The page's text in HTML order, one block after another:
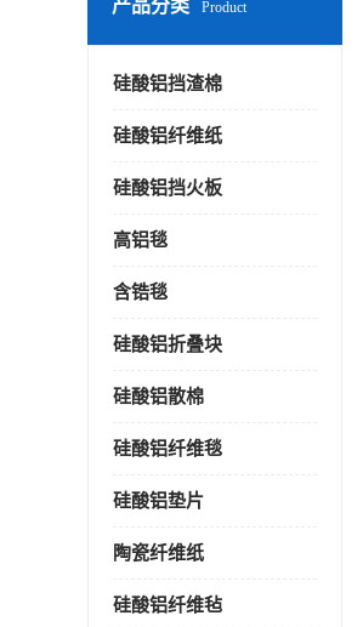
产品分类 Product
硅酸铝挡渣棉
硅酸铝纤维纸
硅酸铝挡火板
高铝毯
含锆毯
硅酸铝折叠块
硅酸铝散棉
硅酸铝纤维毯
硅酸铝垫片
陶瓷纤维纸
硅酸铝纤维毡